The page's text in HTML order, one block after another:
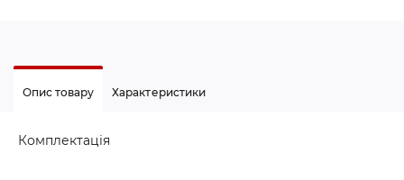
Опис товару Характеристики
Комплектація